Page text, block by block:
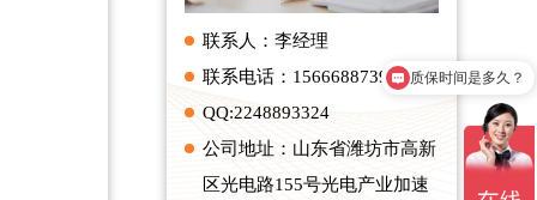
联系人：李经理
联系电话：15666887396
QQ:2248893324
公司地址：山东省潍坊市高新
区光电路155号光电产业加速
质保时间是多久？